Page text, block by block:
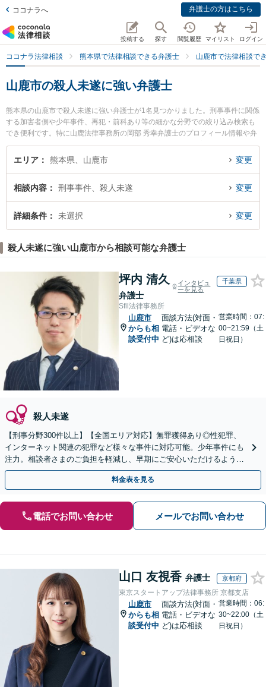
ココナラへ 弁護士の方はこちら
投稿する 探す 閲覧履歴 マイリスト ログイン
ココナラ法律相談 熊本県で法律相談できる弁護士 山鹿市で法律相談で
山鹿市の殺人未遂に強い弁護士
熊本県の山鹿市で殺人未遂に強い弁護士が1名見つかりました。刑事事件に関係
する加害者側や少年事件、再犯・前科あり等の細かな分野での絞り込み検索も
でき便利です。特に山鹿法律事務所の岡部 秀幸弁護士のプロフィール情報や弁
護士費用、強みなどが注目されています。『山鹿市で土日や夜間に発生した殺
人未遂のトラブルを今すぐに弁護士に相談したい』『殺人未遂のトラブル解決
すすめです。
エリア 熊本県、山鹿市 変更
相談内容 刑事事件、殺人未遂 変更
詳細条件 未選択 変更
殺人未遂に強い山鹿市から相談可能な弁護士
坪内 清久
弁護士
インタビュ
ーを見る
千葉県
Sfil法律事務所
山鹿市
からも相
談受付中
面談方法(対面・
電話・ビデオな
ど)は応相談
営業時間：07:
00~21:59（土
日祝日）
殺人未遂
【刑事分野300件以上】【全国エリア対応】無罪獲得あり◎性犯罪、
インターネット関連の犯罪など様々な事件に対応可能。少年事件にも
注力。相談者さまのご負担を軽減し、早期にご安心いただけるよう尽
力します【遠方のご依頼可】【裁判員裁判の経験あり】
料金表を見る
電話でお問い合わせ メールでお問い合わせ
山口 友視香 弁護士 京都府
東京スタートアップ法律事務所 京都支店
山鹿市
からも相
談受付中
面談方法(対面・
電話・ビデオな
ど)は応相談
営業時間：06:
30~22:00（土
日祝日）